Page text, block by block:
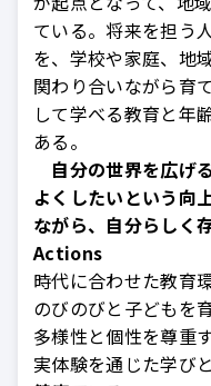
ている。将来を担う
を、学校や家庭、地
関わり合いながら育
して学べる教育と年
ある。
自分の世界を広げ
よくしたいという向
ながら、自分らしく
Actions
時代に合わせた教育
のびのびと子どもを
多様性と個性を尊重
実体験を通じた学び